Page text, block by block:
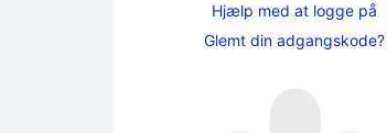
Hjælp med at logge på
Glemt din adgangskode?